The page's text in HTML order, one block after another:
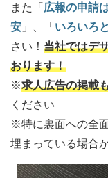
また「広報の申請
安 」、「いろいろ
さい！ 当社ではデ
おります！
※求人広告の掲載
ください
※特に裏面への全
埋まっている場合